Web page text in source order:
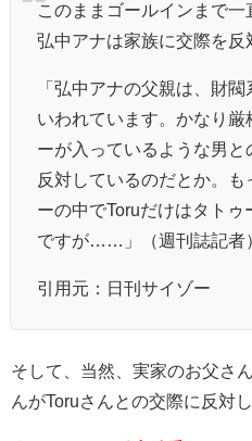
このままゴールインまで
弘中アナは家族に交際を反
「弘中アナの父親は、財
いわれています。かなり厳
ーが入っているような男
反対しているのだとか。
ーの中でToruだけはタト
ですが……」（週刊誌記者
引用元：日刊サイゾー
そして、当然、実家のお父さ
んがToruさんとの交際に反対